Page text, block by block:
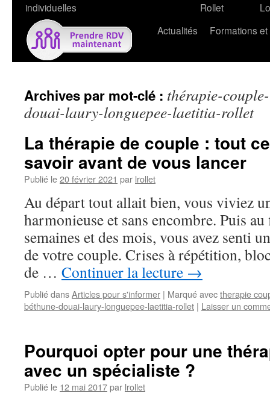
individuelles
Rollet
Actualités
Formations
Archives par mot-clé : thérapie-
douai-laury-longuepee-laetitia-rollet
La thérapie de couple : tout
savoir avant de vous lancer
Publié le20 février 2021 par lrollet
Au départ tout allait bien, vous viviez
harmonieuse et sans encombre. Puis
semaines et des mois, vous avez senti
de votre couple. Crises à répétition,
de … Continuer la lecture →
Publié dansArticles pour s'informer | Marqué avectherapie
béthune-douai-laury-longuepee-laetitia-rollet | Laisser un
Pourquoi opter pour une
avec un spécialiste ?
Publié le 12 mai 2017par lrollet